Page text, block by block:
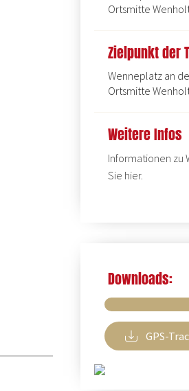
Ortsmitte
Zielpunkt der
Wenneplatz an
Ortsmitte
Weitere Infos
Informationen zu
Sie hier.
Downloads:
GPS-